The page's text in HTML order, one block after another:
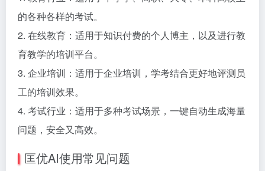
的各种各样的考试。
2. 在线教育：适用于知识付费的个人博主，以及进行教
育教学的培训平台。
3. 企业培训：适用于企业培训，学考结合更好地评测员
工的培训效果。
4. 考试行业：适用于多种考试场景，一键自动生成海量
问题，安全又高效。
匡优AI使用常见问题